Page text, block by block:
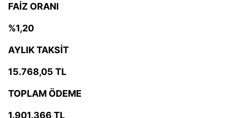
FAİZ ORANI
%1,20
AYLIK TAKSİT
15.768,05 TL
TOPLAM ÖDEME
1.901.366 TL